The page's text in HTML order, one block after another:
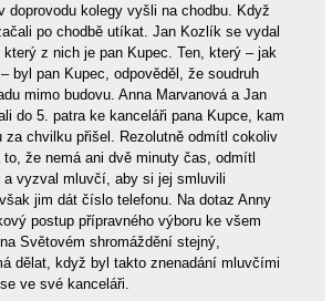
doprovodu kolegy vyšli na chodbu. Když
po chodbě utíkat. Jan Kozlík se vydal
z nich je pan Kupec. Ten, který – jak
byl pan Kupec, odpověděl, že soudruh
mimo budovu. Anna Marvanová a Jan
do 5. patra ke kanceláři pana Kupce, kam
za chvilku přišel. Rezolutně odmítl cokoliv
že nemá ani dvě minuty čas, odmítl
vyzval mluvčí, aby si jej smluvili
jim dát číslo telefonu. Na dotaz Anny
postup přípravného výboru ke všem
Světovém shromáždění stejný,
dělat, když byl takto znenadání mluvčími
ve své kanceláři.